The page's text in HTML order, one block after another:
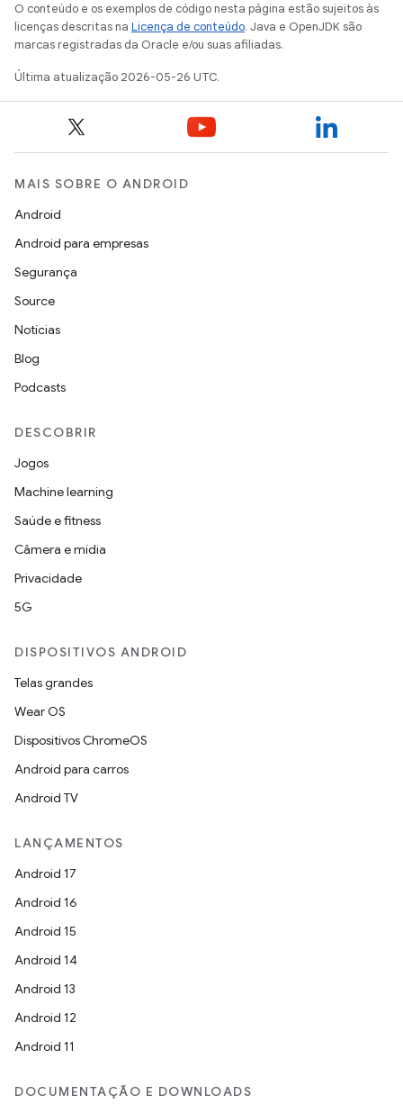
O conteúdo e os exemplos de código nesta página estão sujeitos às
licenças descritas na Licença de conteúdo. Java e OpenJDK são
marcas registradas da Oracle e/ou suas afiliadas.
Última atualização 2026-05-26 UTC.
MAIS SOBRE O ANDROID
Android
Android para empresas
Segurança
Source
Notícias
Blog
Podcasts
DESCOBRIR
Jogos
Machine learning
Saúde e fitness
Câmera e mídia
Privacidade
5G
DISPOSITIVOS ANDROID
Telas grandes
Wear OS
Dispositivos ChromeOS
Android para carros
Android TV
LANÇAMENTOS
Android 17
Android 16
Android 15
Android 14
Android 13
Android 12
Android 11
DOCUMENTAÇÃO E DOWNLOADS